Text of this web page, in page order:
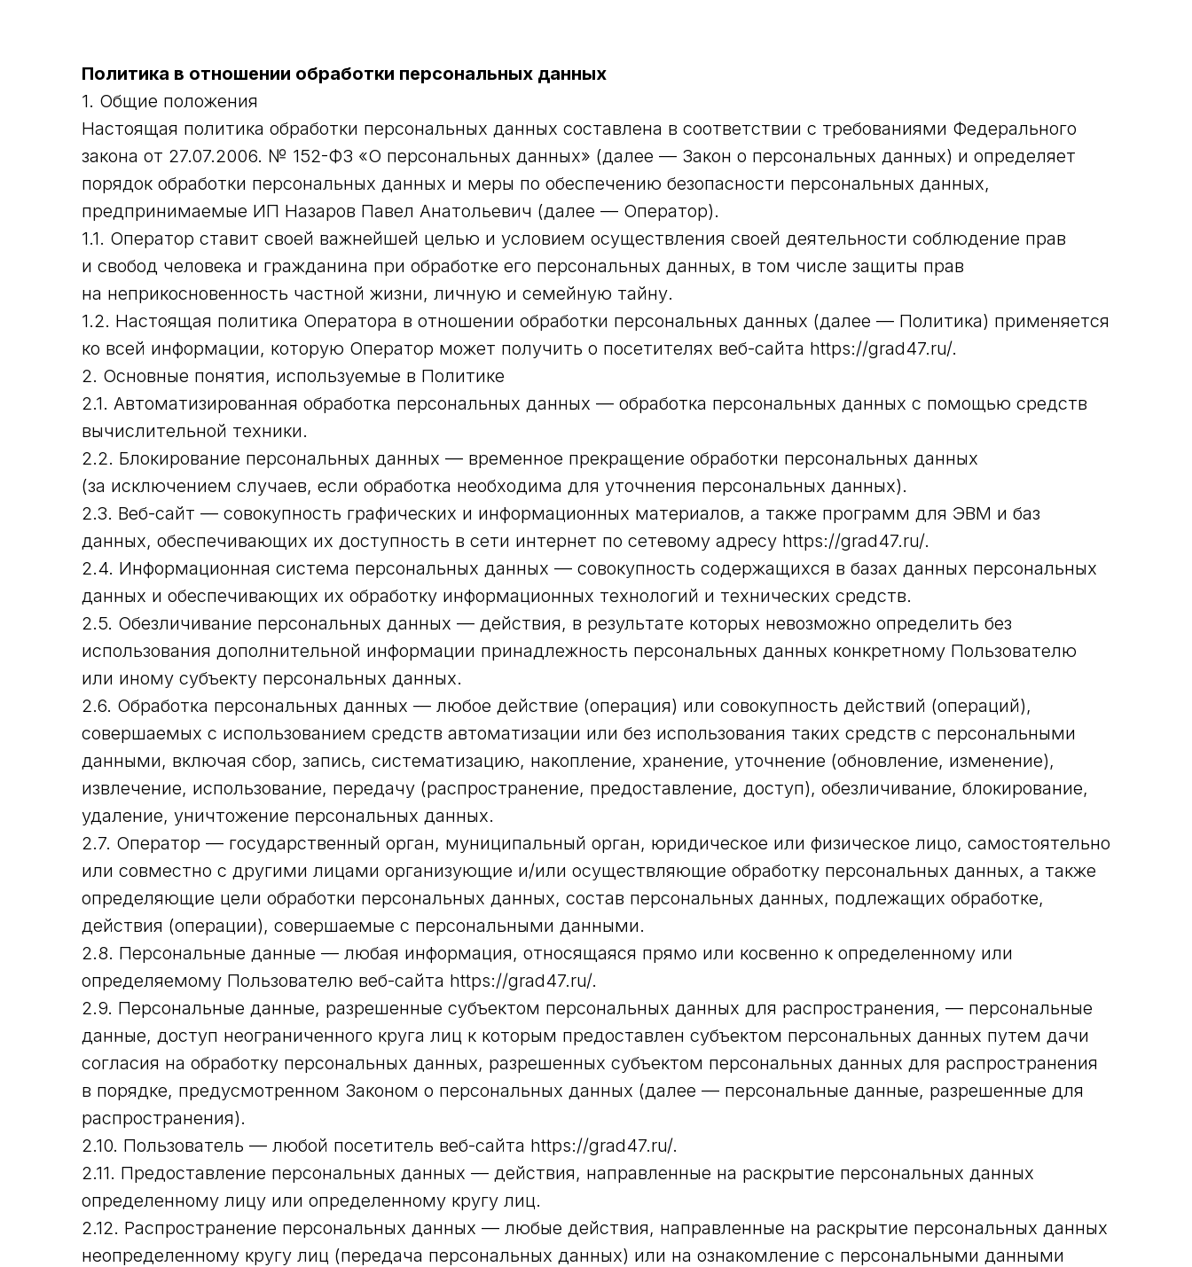
Политика в отношении обработки персональных данных
1. Общие положения
Настоящая политика обработки персональных данных составлена в соответствии с требованиями Федерального
закона от 27.07.2006. № 152-ФЗ «О персональных данных» (далее — Закон о персональных данных) и определяет
порядок обработки персональных данных и меры по обеспечению безопасности персональных данных,
предпринимаемые ИП Назаров Павел Анатольевич (далее — Оператор).
1.1. Оператор ставит своей важнейшей целью и условием осуществления своей деятельности соблюдение прав
и свобод человека и гражданина при обработке его персональных данных, в том числе защиты прав
на неприкосновенность частной жизни, личную и семейную тайну.
1.2. Настоящая политика Оператора в отношении обработки персональных данных (далее — Политика) применяется
ко всей информации, которую Оператор может получить о посетителях веб-сайта https://grad47.ru/.
2. Основные понятия, используемые в Политике
2.1. Автоматизированная обработка персональных данных — обработка персональных данных с помощью средств
вычислительной техники.
2.2. Блокирование персональных данных — временное прекращение обработки персональных данных
(за исключением случаев, если обработка необходима для уточнения персональных данных).
2.3. Веб-сайт — совокупность графических и информационных материалов, а также программ для ЭВМ и баз
данных, обеспечивающих их доступность в сети интернет по сетевому адресу https://grad47.ru/.
2.4. Информационная система персональных данных — совокупность содержащихся в базах данных персональных
данных и обеспечивающих их обработку информационных технологий и технических средств.
2.5. Обезличивание персональных данных — действия, в результате которых невозможно определить без
использования дополнительной информации принадлежность персональных данных конкретному Пользователю
или иному субъекту персональных данных.
2.6. Обработка персональных данных — любое действие (операция) или совокупность действий (операций),
совершаемых с использованием средств автоматизации или без использования таких средств с персональными
данными, включая сбор, запись, систематизацию, накопление, хранение, уточнение (обновление, изменение),
извлечение, использование, передачу (распространение, предоставление, доступ), обезличивание, блокирование,
удаление, уничтожение персональных данных.
2.7. Оператор — государственный орган, муниципальный орган, юридическое или физическое лицо, самостоятельно
или совместно с другими лицами организующие и/или осуществляющие обработку персональных данных, а также
определяющие цели обработки персональных данных, состав персональных данных, подлежащих обработке,
действия (операции), совершаемые с персональными данными.
2.8. Персональные данные — любая информация, относящаяся прямо или косвенно к определенному или
определяемому Пользователю веб-сайта https://grad47.ru/.
2.9. Персональные данные, разрешенные субъектом персональных данных для распространения, — персональные
данные, доступ неограниченного круга лиц к которым предоставлен субъектом персональных данных путем дачи
согласия на обработку персональных данных, разрешенных субъектом персональных данных для распространения
в порядке, предусмотренном Законом о персональных данных (далее — персональные данные, разрешенные для
распространения).
2.10. Пользователь — любой посетитель веб-сайта https://grad47.ru/.
2.11. Предоставление персональных данных — действия, направленные на раскрытие персональных данных
определенному лицу или определенному кругу лиц.
2.12. Распространение персональных данных — любые действия, направленные на раскрытие персональных данных
неопределенному кругу лиц (передача персональных данных) или на ознакомление с персональными данными